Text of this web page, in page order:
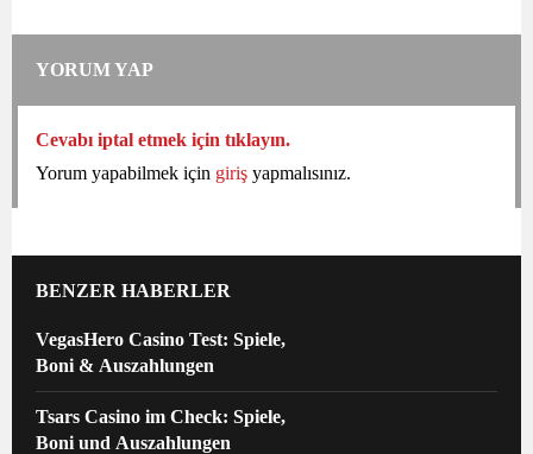
YORUM YAP
Cevabı iptal etmek için tıklayın.
Yorum yapabilmek için giriş yapmalısınız.
BENZER HABERLER
VegasHero Casino Test: Spiele,
Boni & Auszahlungen
Tsars Casino im Check: Spiele,
Boni und Auszahlungen